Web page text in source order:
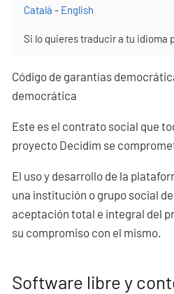
Català - English
Si lo quieres traducir a tu idioma
Código de garantías
democrática
Este es el contrato social que
proyecto Decidim se
El uso y desarrollo de la
una institución o grupo social
aceptación total e integral del
su compromiso con el mismo.
Software libre y